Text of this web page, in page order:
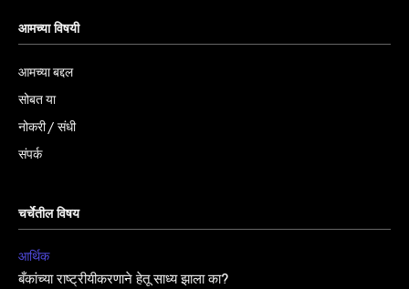
आमच्या विषयी
आमच्या बद्दल
सोबत या
नोकरी / संधी
संपर्क
चर्चेतील विषय
आर्थिक
बँकांच्या राष्ट्रीयीकरणाने हेतू साध्य झाला का?